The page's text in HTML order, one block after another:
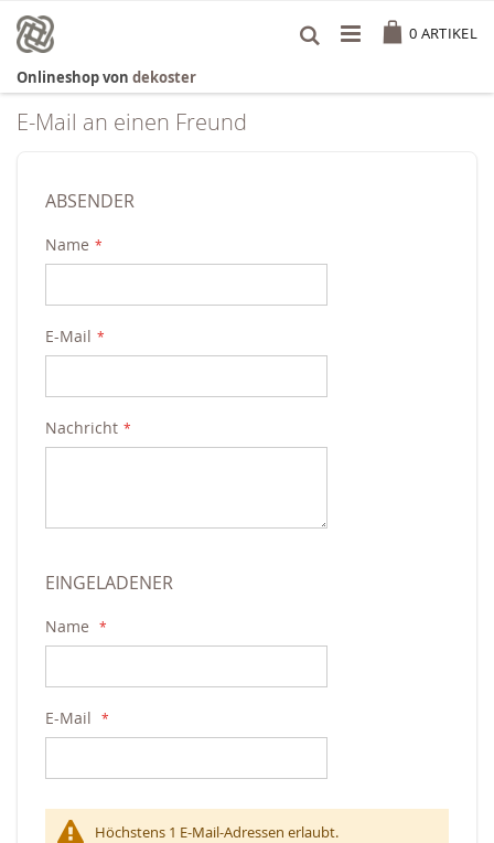
Inhalt
springen
0 ARTIKEL
Onlineshop von dekoster
E-Mail an einen Freund
ABSENDER
Name
E-Mail
Nachricht
EINGELADENER
Name
E-Mail
Höchstens 1 E-Mail-Adressen erlaubt.